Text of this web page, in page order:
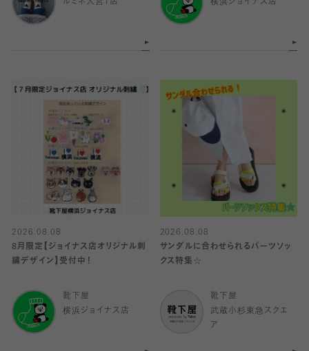
ルミネ大宮1店
横浜ジョイナス店
2026.08.08
8月限定【ジョイナス店オリジナル刺
繍デザイン】受付中！
靴下屋
横浜ジョイナス店
2026.08.08
サンダルに合わせられるパーツソッ
クス特集☆
靴下屋
武蔵小杉東急スクエ
ア